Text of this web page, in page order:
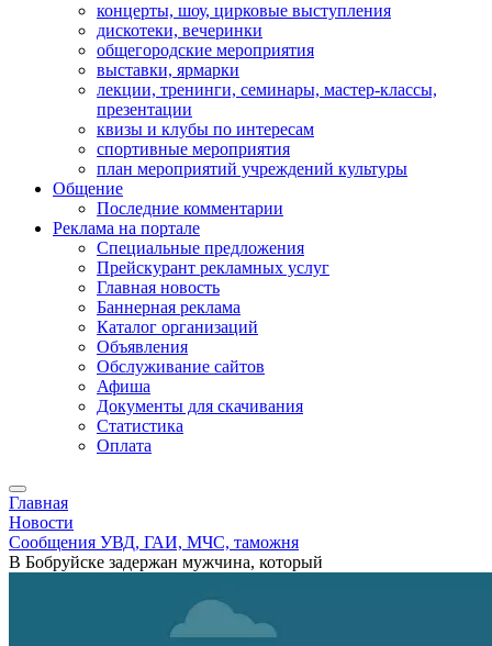
концерты, шоу, цирковые выступления
дискотеки, вечеринки
общегородские мероприятия
выставки, ярмарки
лекции, тренинги, семинары, мастер-классы,
презентации
квизы и клубы по интересам
спортивные мероприятия
план мероприятий учреждений культуры
Общение
Последние комментарии
Реклама на портале
Специальные предложения
Прейскурант рекламных услуг
Главная новость
Баннерная реклама
Каталог организаций
Объявления
Обслуживание сайтов
Афиша
Документы для скачивания
Статистика
Оплата
Главная
Новости
Сообщения УВД, ГАИ, МЧС, таможня
В Бобруйске задержан мужчина, который